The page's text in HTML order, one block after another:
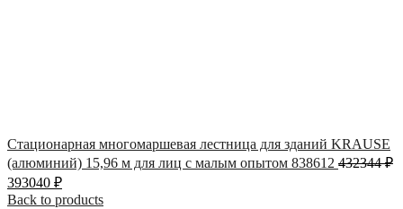
Стационарная многомаршевая лестница для зданий KRAUSE
(алюминий) 15,96 м для лиц с малым опытом 838612 432344₽
393040 ₽
Back to products